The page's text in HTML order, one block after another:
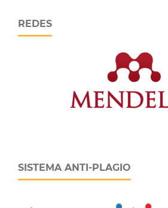
REDES
SISTEMA ANTI-PLAGIO